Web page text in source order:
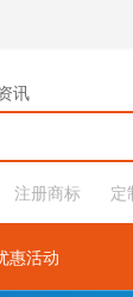
讯
注册商标 定
惠活动